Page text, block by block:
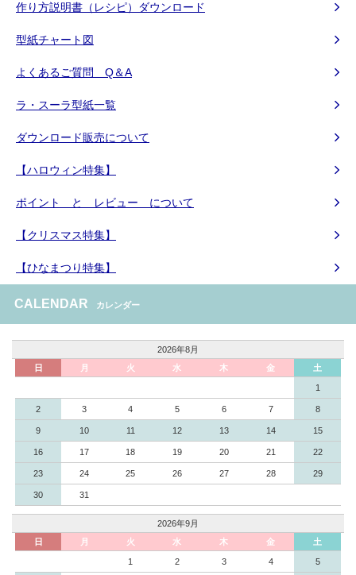
作り方説明書（レシピ）ダウンロード
型紙チャート図
よくあるご質問 Q＆A
ラ・スーラ型紙一覧
ダウンロード販売について
【ハロウィン特集】
ポイント と レビュー について
【クリスマス特集】
【ひなまつり特集】
CALENDAR カレンダー
2026年8月
日
月 火 水 木 金 土
1
2 3 4 5 6 7 8
9 10 11 12 13 14 15
16 17 18 19 20 21 22
23 24 25 26 27 28 29
30 31
2026年9月
日
月 火 水 木 金 土
1 2 3 4 5